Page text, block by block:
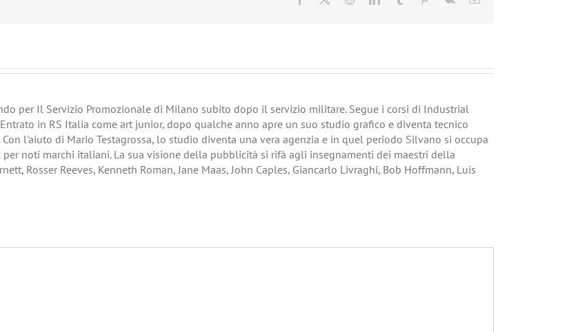
per Il Servizio Promozionale di Milano subito dopo il servizio militare. Segue i corsi di Industrial
in RS Italia come art junior, dopo qualche anno apre un suo studio grafico e diventa tecnico
l'aiuto di Mario Testagrossa, lo studio diventa una vera agenzia e in quel periodo Silvano si occupa
noti marchi italiani. La sua visione della pubblicità si rifà agli insegnamenti dei maestri della
Rosser Reeves, Kenneth Roman, Jane Maas, John Caples, Giancarlo Livraghi, Bob Hoffmann, Luis